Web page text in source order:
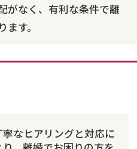
がなく、有利な条件で離
す。
寧なヒアリングと対応に